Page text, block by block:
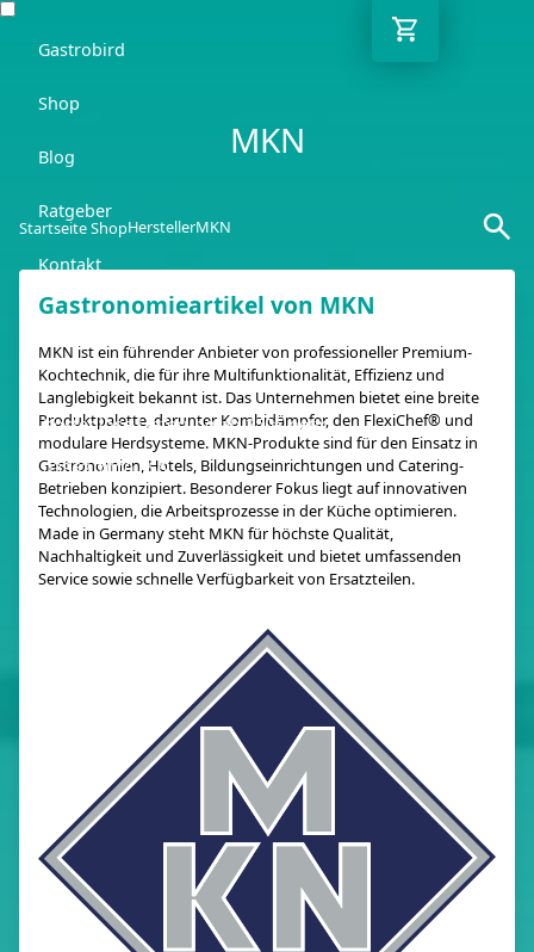
Gastrobird
Shop
Blog
Ratgeber
Kontakt
Kostenlose Lieferung ab 250€ netto
03362 7000 656
MKN
Startseite ShopHerstellerMKN
Gastronomieartikel von MKN
MKN ist ein führender Anbieter von professioneller Premium-
Kochtechnik, die für ihre Multifunktionalität, Effizienz und
Langlebigkeit bekannt ist. Das Unternehmen bietet eine breite
Produktpalette, darunter Kombidämpfer, den FlexiChef® und
modulare Herdsysteme. MKN-Produkte sind für den Einsatz in
Gastronomien, Hotels, Bildungseinrichtungen und Catering-
Betrieben konzipiert. Besonderer Fokus liegt auf innovativen
Technologien, die Arbeitsprozesse in der Küche optimieren.
Made in Germany steht MKN für höchste Qualität,
Nachhaltigkeit und Zuverlässigkeit und bietet umfassenden
Service sowie schnelle Verfügbarkeit von Ersatzteilen.